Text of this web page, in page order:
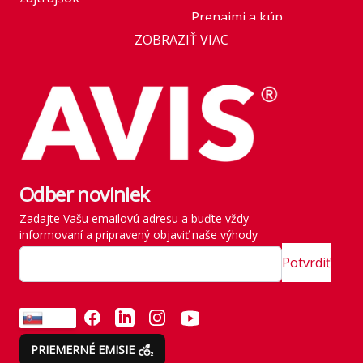
Kariéra
Franchise
Kľúčoví zamestnanci
História
SITE MAP
Prenajmi a kúp
Novinka v ponuke:
Style Plus
Parkovanie pre rastúce
flotily: nové modely
mobility v roku 2026
Vyzdvihnutie vozidla
Zavádzame vlastné
Odvezte si všetko naraz
ZOBRAZIŤ VIAC
Odber noviniek
Zadajte Vašu emailovú adresu a buďte vždy
informovaní a pripravený objaviť naše výhody
Potvrdiť
FACEBOOKLINKEDININSTAGRAM
YOUTUBE
PRIEMERNÉ EMISIE